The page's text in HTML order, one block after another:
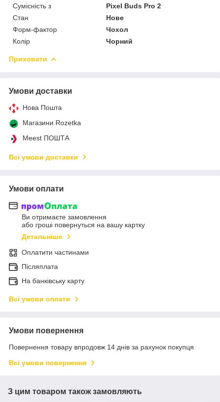
Сумісність з
Pixel Buds Pro 2
Стан
Нове
Форм-фактор
Чохол
Колір
Чорний
Приховати
Умови доставки
Нова Пошта
Магазини Rozetka
Meest ПОШТА
Всі умови доставки
Умови оплати
Ви отримаєте замовлення
або гроші повернуться на вашу картку
Детальніше
Оплатити частинами
Післяплата
На банківську карту
Всі умови оплати
Умови повернення
Повернення товару впродовж 14 днів за рахунок покупця
Всі умови повернення
З цим товаром також замовляють